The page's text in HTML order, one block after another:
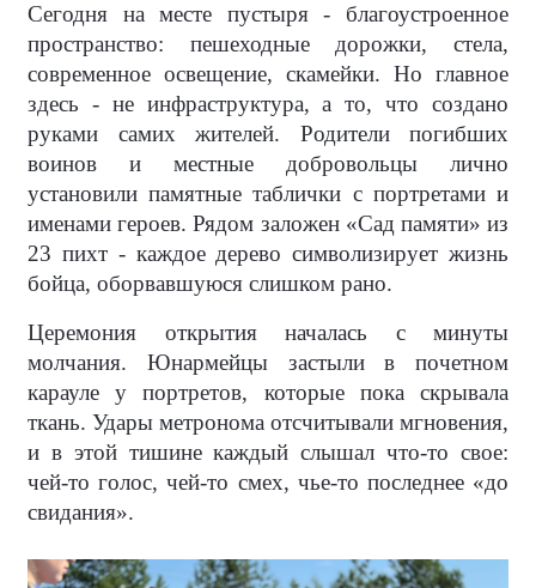
Сегодня на месте пустыря - благоустроенное
пространство: пешеходные дорожки, стела,
современное освещение, скамейки. Но главное
здесь - не инфраструктура, а то, что создано
руками самих жителей. Родители погибших
воинов и местные добровольцы лично
установили памятные таблички с портретами и
именами героев. Рядом заложен «Сад памяти» из
23 пихт - каждое дерево символизирует жизнь
бойца, оборвавшуюся слишком рано.
Церемония открытия началась с минуты
молчания. Юнармейцы застыли в почетном
карауле у портретов, которые пока скрывала
ткань. Удары метронома отсчитывали мгновения,
и в этой тишине каждый слышал что-то свое:
чей-то голос, чей-то смех, чье-то последнее «до
свидания».